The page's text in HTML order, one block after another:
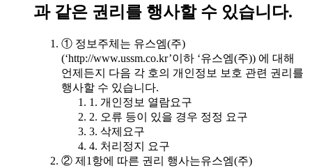
과 같은 권리를 행사할 수 있습니다.
① 정보주체는 유스엠(주)
(‘http://www.ussm.co.kr’이하 ‘유스엠(주)) 에 대해
언제든지 다음 각 호의 개인정보 보호 관련 권리를
행사할 수 있습니다.
1. 개인정보 열람요구
2. 오류 등이 있을 경우 정정 요구
3. 삭제요구
4. 처리정지 요구
② 제1항에 따른 권리 행사는유스엠(주)